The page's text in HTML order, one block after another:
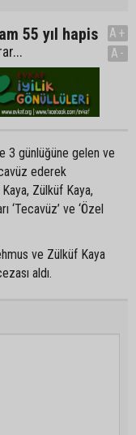
55 yıl hapis
A+
A-
3 günlüğüne gelen ve
ederek
Zülküf Kaya,
‘Tecavüz’ ve ‘Özel
ve Zülküf Kaya
aldı.